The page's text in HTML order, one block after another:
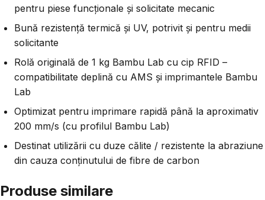
pentru piese funcționale și solicitate mecanic
Bună rezistență termică și UV, potrivit și pentru medii
solicitante
Rolă originală de 1 kg Bambu Lab cu cip RFID –
compatibilitate deplină cu AMS și imprimantele Bambu
Lab
Optimizat pentru imprimare rapidă până la aproximativ
200 mm/s (cu profilul Bambu Lab)
Destinat utilizării cu duze călite / rezistente la abraziune
din cauza conținutului de fibre de carbon
Produse similare